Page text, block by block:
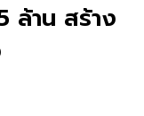
ล้าน สร้าง